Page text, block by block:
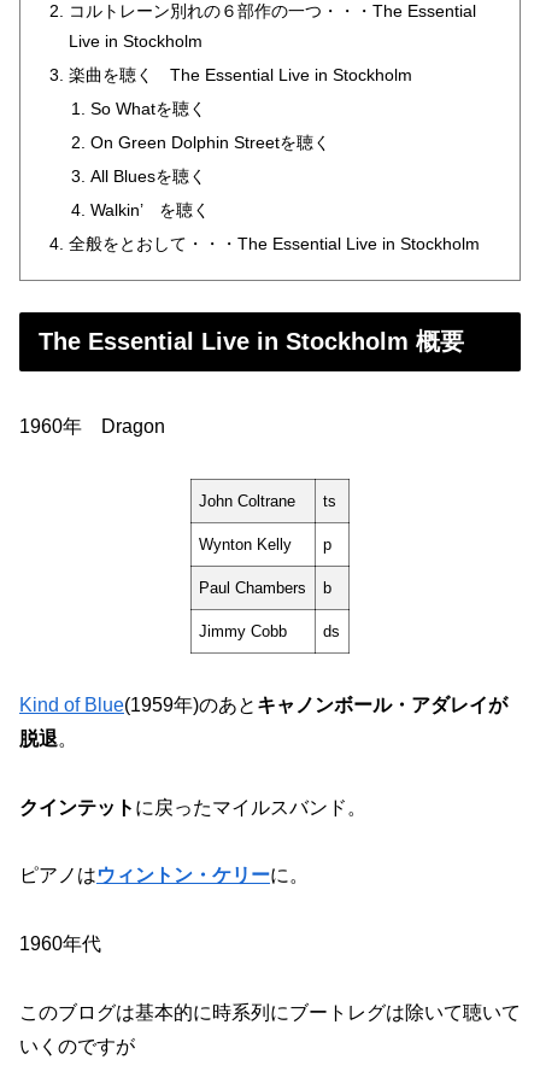
コルトレーン別れの６部作の一つ・・・The Essential
Live in Stockholm
楽曲を聴く The Essential Live in Stockholm
So Whatを聴く
On Green Dolphin Streetを聴く
All Bluesを聴く
Walkin’ を聴く
全般をとおして・・・The Essential Live in Stockholm
The Essential Live in Stockholm 概要
1960年 Dragon
John Coltrane ts
Wynton Kelly p
Paul Chambers b
Jimmy Cobb ds
Kind of Blue(1959年)のあと キャノンボール・アダレイが
脱退。
クインテット に戻ったマイルスバンド。
ピアノはウィントン・ケリーに。
1960年代
このブログは基本的に時系列にブートレグは除いて聴いて
いくのですが